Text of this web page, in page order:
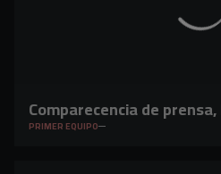
Comparecencia de
PRIMER EQUIPO